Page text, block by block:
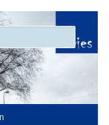
Essen